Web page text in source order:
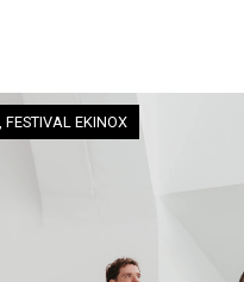
FESTIVAL EKINOX